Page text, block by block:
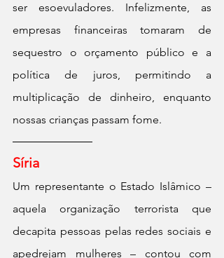
ser esoevuladores. Infelizmente, as
empresas financeiras tomaram de
sequestro o orçamento público e a
política de juros, permitindo a
multiplicação de dinheiro, enquanto
nossas crianças passam fome.
Síria
Um representante o Estado Islâmico –
aquela organização terrorista que
decapita pessoas pelas redes sociais e
apedrejam mulheres – contou com